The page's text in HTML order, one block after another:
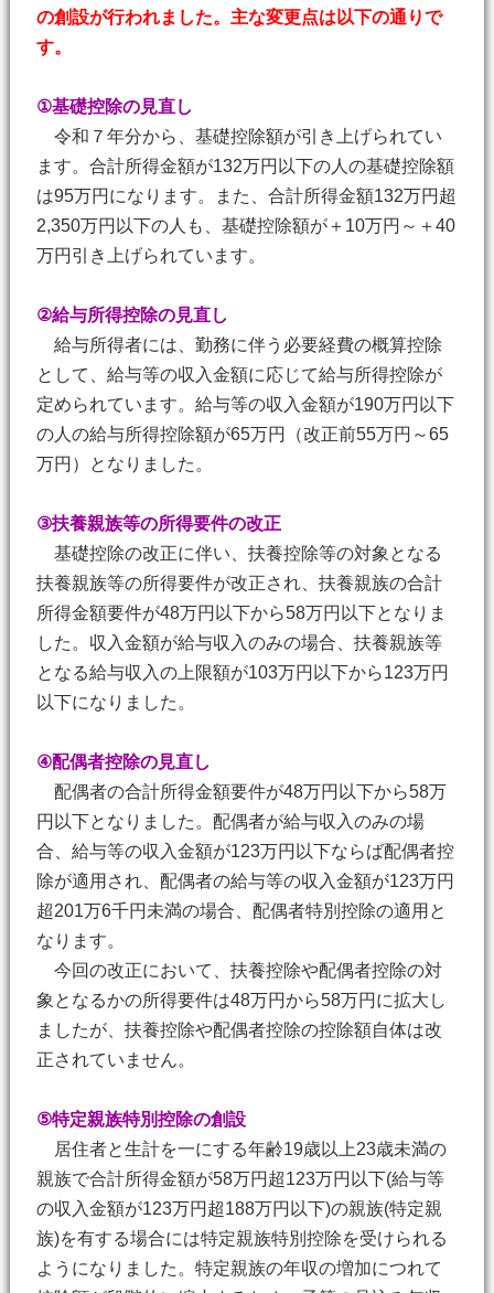
の創設が行われました。主な変更点は以下の通りで
す。
①基礎控除の見直し
令和７年分から、基礎控除額が引き上げられてい
ます。合計所得金額が132万円以下の人の基礎控除額
は95万円になります。また、合計所得金額132万円超
2,350万円以下の人も、基礎控除額が＋10万円～＋40
万円引き上げられています。
②給与所得控除の見直し
給与所得者には、勤務に伴う必要経費の概算控除
として、給与等の収入金額に応じて給与所得控除が
定められています。給与等の収入金額が190万円以下
の人の給与所得控除額が65万円（改正前55万円～65
万円）となりました。
③扶養親族等の所得要件の改正
基礎控除の改正に伴い、扶養控除等の対象となる
扶養親族等の所得要件が改正され、扶養親族の合計
所得金額要件が48万円以下から58万円以下となりま
した。収入金額が給与収入のみの場合、扶養親族等
となる給与収入の上限額が103万円以下から123万円
以下になりました。
④配偶者控除の見直し
配偶者の合計所得金額要件が48万円以下から58万
円以下となりました。配偶者が給与収入のみの場
合、給与等の収入金額が123万円以下ならば配偶者控
除が適用され、配偶者の給与等の収入金額が123万円
超201万6千円未満の場合、配偶者特別控除の適用と
なります。
今回の改正において、扶養控除や配偶者控除の対
象となるかの所得要件は48万円から58万円に拡大し
ましたが、扶養控除や配偶者控除の控除額自体は改
正されていません。
⑤特定親族特別控除の創設
居住者と生計を一にする年齢19歳以上23歳未満の
親族で合計所得金額が58万円超123万円以下(給与等
の収入金額が123万円超188万円以下)の親族(特定親
族)を有する場合には特定親族特別控除を受けられる
ようになりました。特定親族の年収の増加につれて